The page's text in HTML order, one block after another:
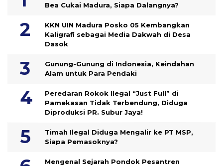
Bea Cukai Madura, Siapa Dalangnya?
KKN UIN Madura Posko 05 Kembangkan
Kaligrafi sebagai Media Dakwah di Desa
Dasok
Gunung-Gunung di Indonesia, Keindahan
Alam untuk Para Pendaki
Peredaran Rokok Ilegal “Just Full” di
Pamekasan Tidak Terbendung, Diduga
Diproduksi PR. Subur Jaya!
Timah Ilegal Diduga Mengalir ke PT MSP,
Siapa Pemasoknya?
Mengenal Sejarah Pondok Pesantren